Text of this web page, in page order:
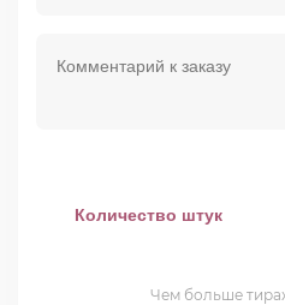
Количество штук
Чем больше